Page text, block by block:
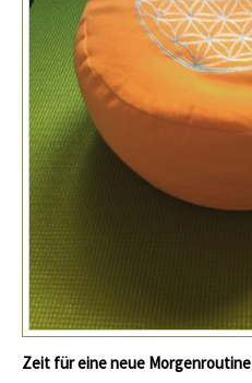
Zeit für eine neue Morgenroutine